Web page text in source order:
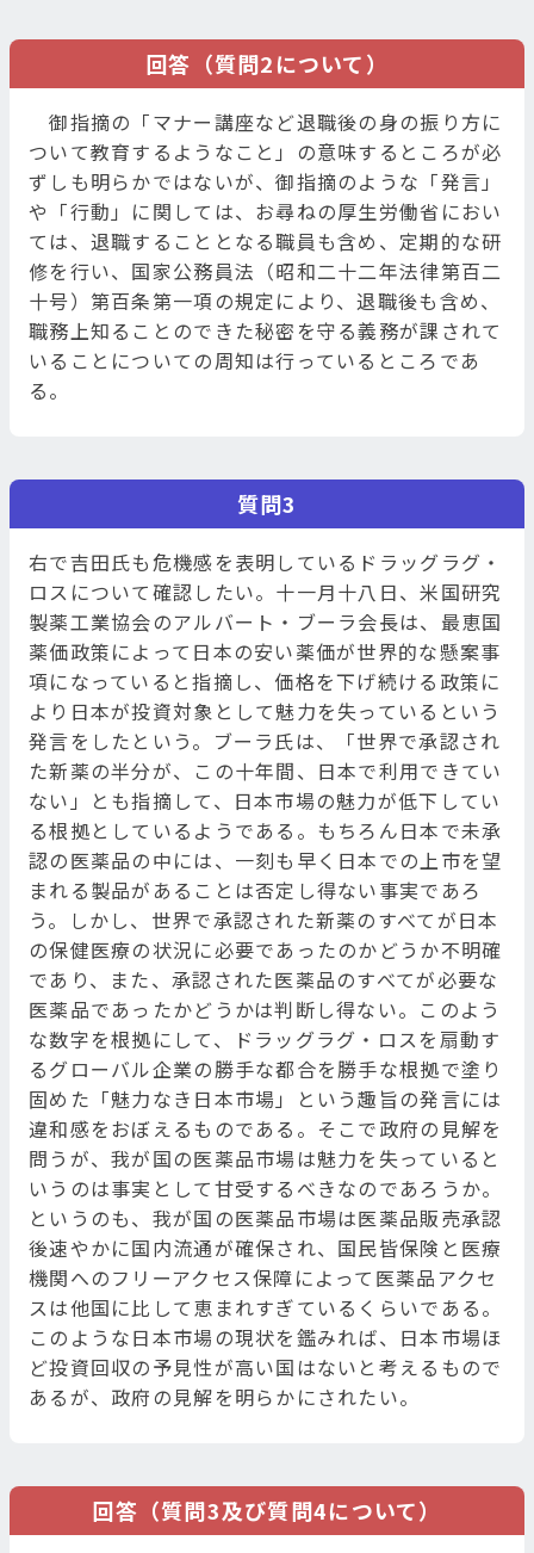
回答（質問2について）
御指摘の「マナー講座など退職後の身の振り方に
ついて教育するようなこと」の意味するところが必
ずしも明らかではないが、御指摘のような「発言」
や「行動」に関しては、お尋ねの厚生労働省におい
ては、退職することとなる職員も含め、定期的な研
修を行い、国家公務員法（昭和二十二年法律第百二
十号）第百条第一項の規定により、退職後も含め、
職務上知ることのできた秘密を守る義務が課されて
いることについての周知は行っているところであ
る。
質問3
右で吉田氏も危機感を表明しているドラッグラグ・
ロスについて確認したい。十一月十八日、米国研究
製薬工業協会のアルバート・ブーラ会長は、最恵国
薬価政策によって日本の安い薬価が世界的な懸案事
項になっていると指摘し、価格を下げ続ける政策に
より日本が投資対象として魅力を失っているという
発言をしたという。ブーラ氏は、「世界で承認され
た新薬の半分が、この十年間、日本で利用できてい
ない」とも指摘して、日本市場の魅力が低下してい
る根拠としているようである。もちろん日本で未承
認の医薬品の中には、一刻も早く日本での上市を望
まれる製品があることは否定し得ない事実であろ
う。しかし、世界で承認された新薬のすべてが日本
の保健医療の状況に必要であったのかどうか不明確
であり、また、承認された医薬品のすべてが必要な
医薬品であったかどうかは判断し得ない。このよう
な数字を根拠にして、ドラッグラグ・ロスを扇動す
るグローバル企業の勝手な都合を勝手な根拠で塗り
固めた「魅力なき日本市場」という趣旨の発言には
違和感をおぼえるものである。そこで政府の見解を
問うが、我が国の医薬品市場は魅力を失っていると
いうのは事実として甘受するべきなのであろうか。
というのも、我が国の医薬品市場は医薬品販売承認
後速やかに国内流通が確保され、国民皆保険と医療
機関へのフリーアクセス保障によって医薬品アクセ
スは他国に比して恵まれすぎているくらいである。
このような日本市場の現状を鑑みれば、日本市場ほ
ど投資回収の予見性が高い国はないと考えるもので
あるが、政府の見解を明らかにされたい。
回答（質問3及び質問4について）